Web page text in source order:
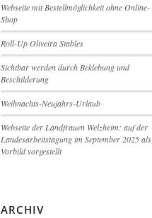
Webseite mit Bestellmöglichkeit ohne Online-
Shop
Roll-Up Oliveira Stables
Sichtbar werden durch Beklebung und
Beschilderung
Weihnachts-Neujahrs-Urlaub
Webseite der Landfrauen Welzheim: auf der
Landesarbeitstagung im September 2025 als
Vorbild vorgestellt
ARCHIV